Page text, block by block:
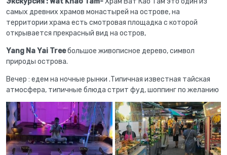
самых древних храмов монастырей на острове, на
территории храма есть смотровая площадка с которой
открывается прекрасный вид на остров,
Yang Na Yai Treeбольшое живописное дерево, символ
природы острова.
Вечер : едем на ночные рынки .Типичная известная тайская
атмосфера, типичные блюда стрит фуд, шоппинг по желанию